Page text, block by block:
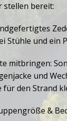
stellen bereit:
Stühle und ein
mitbringen:
und
für den Strand
&